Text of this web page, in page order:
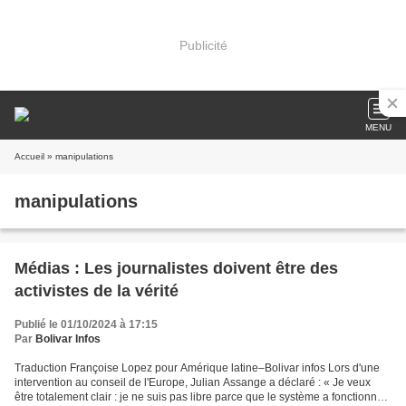
Publicité
MENU
Accueil » manipulations
manipulations
Médias : Les journalistes doivent être des
activistes de la vérité
Publié le 01/10/2024 à 17:15
Par Bolivar Infos
Traduction Françoise Lopez pour Amérique latine–Bolivar infos Lors d'une
intervention au conseil de l'Europe, Julian Assange a déclaré : « Je veux
être totalement clair : je ne suis pas libre parce que le système a fonctionné.